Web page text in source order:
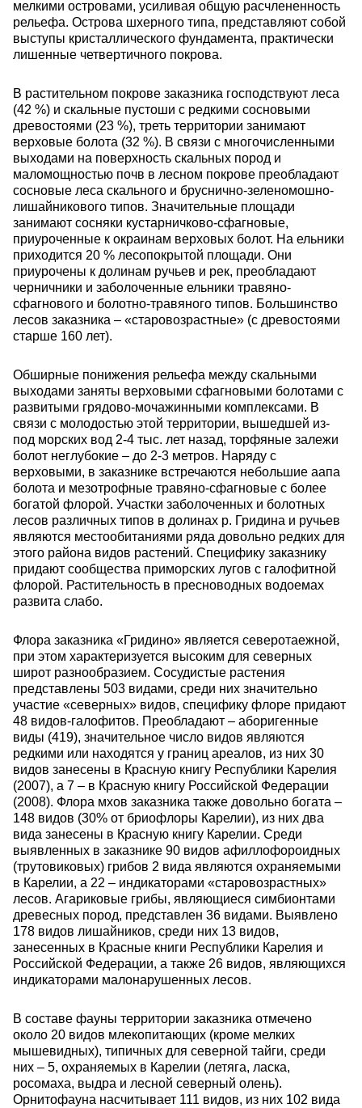
мелкими островами, усиливая общую расчлененность
рельефа. Острова шхерного типа, представляют собой
выступы кристаллического фундамента, практически
лишенные четвертичного покрова.
В растительном покрове заказника господствуют леса
(42 %) и скальные пустоши с редкими сосновыми
древостоями (23 %), треть территории занимают
верховые болота (32 %). В связи с многочисленными
выходами на поверхность скальных пород и
маломощностью почв в лесном покрове преобладают
сосновые леса скального и бруснично-зеленомошно-
лишайникового типов. Значительные площади
занимают сосняки кустарничково-сфагновые,
приуроченные к окраинам верховых болот. На ельники
приходится 20 % лесопокрытой площади. Они
приурочены к долинам ручьев и рек, преобладают
черничники и заболоченные ельники травяно-
сфагнового и болотно-травяного типов. Большинство
лесов заказника – «старовозрастные» (с древостоями
старше 160 лет).
Обширные понижения рельефа между скальными
выходами заняты верховыми сфагновыми болотами с
развитыми грядово-мочажинными комплексами. В
связи с молодостью этой территории, вышедшей из-
под морских вод 2-4 тыс. лет назад, торфяные залежи
болот неглубокие – до 2-3 метров. Наряду с
верховыми, в заказнике встречаются небольшие аапа
болота и мезотрофные травяно-сфагновые с более
богатой флорой. Участки заболоченных и болотных
лесов различных типов в долинах р. Гридина и ручьев
являются местообитаниями ряда довольно редких для
этого района видов растений. Специфику заказнику
придают сообщества приморских лугов с галофитной
флорой. Растительность в пресноводных водоемах
развита слабо.
Флора заказника «Гридино» является северотаежной,
при этом характеризуется высоким для северных
широт разнообразием. Сосудистые растения
представлены 503 видами, среди них значительно
участие «северных» видов, специфику флоре придают
48 видов-галофитов. Преобладают – аборигенные
виды (419), значительное число видов являются
редкими или находятся у границ ареалов, из них 30
видов занесены в Красную книгу Республики Карелия
(2007), а 7 – в Красную книгу Российской Федерации
(2008). Флора мхов заказника также довольно богата –
148 видов (30% от бриофлоры Карелии), из них два
вида занесены в Красную книгу Карелии. Среди
выявленных в заказнике 90 видов афиллофороидных
(трутовиковых) грибов 2 вида являются охраняемыми
в Карелии, а 22 – индикаторами «старовозрастных»
лесов. Агариковые грибы, являющиеся симбионтами
древесных пород, представлен 36 видами. Выявлено
178 видов лишайников, среди них 13 видов,
занесенных в Красные книги Республики Карелия и
Российской Федерации, а также 26 видов, являющихся
индикаторами малонарушенных лесов.
В составе фауны территории заказника отмечено
около 20 видов млекопитающих (кроме мелких
мышевидных), типичных для северной тайги, среди
них – 5, охраняемых в Карелии (летяга, ласка,
росомаха, выдра и лесной северный олень).
Орнитофауна насчитывает 111 видов, из них 102 вида